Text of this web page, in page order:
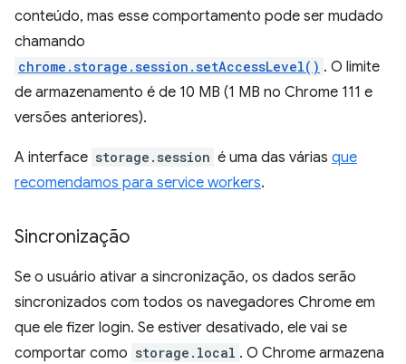
conteúdo, mas esse comportamento pode ser mudado
chamando
chrome.storage.session.setAccessLevel() . O limite
de armazenamento é de 10 MB (1 MB no Chrome 111 e
versões anteriores).
A interface storage.session é uma das várias que
recomendamos para service workers.
Sincronização
Se o usuário ativar a sincronização, os dados serão
sincronizados com todos os navegadores Chrome em
que ele fizer login. Se estiver desativado, ele vai se
comportar como storage.local . O Chrome armazena